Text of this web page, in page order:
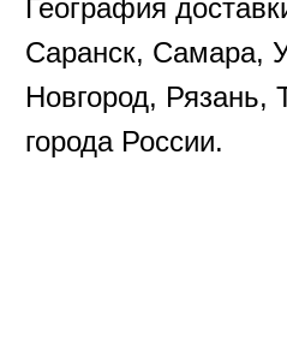
География
Саранск, Самара,
Новгород, Рязань,
города России.